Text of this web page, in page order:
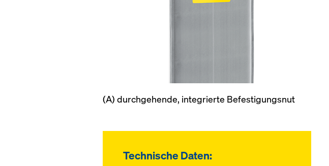
(A) durchgehende, integrierte Befestigungsnut
Technische Daten: